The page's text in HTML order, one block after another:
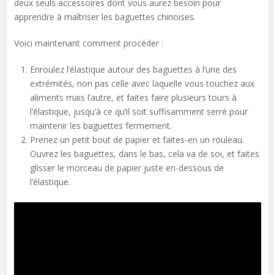
deux seuls accessoires dont vous aurez besoin pour
apprendre à maîtriser les baguettes chinoises.
Voici maintenant comment procéder :
Enroulez l’élastique autour des baguettes à l’une des
extrémités, non pas celle avec laquelle vous touchez aux
aliments mais l’autre, et faites faire plusieurs tours à
l’élastique, jusqu’à ce qu’il soit suffisamment serré pour
maintenir les baguettes fermement.
Prenez un petit bout de papier et faites-en un rouleau.
Ouvrez les baguettes, dans le bas, cela va de soi, et faites
glisser le morceau de papier juste en-dessous de
l’élastique.